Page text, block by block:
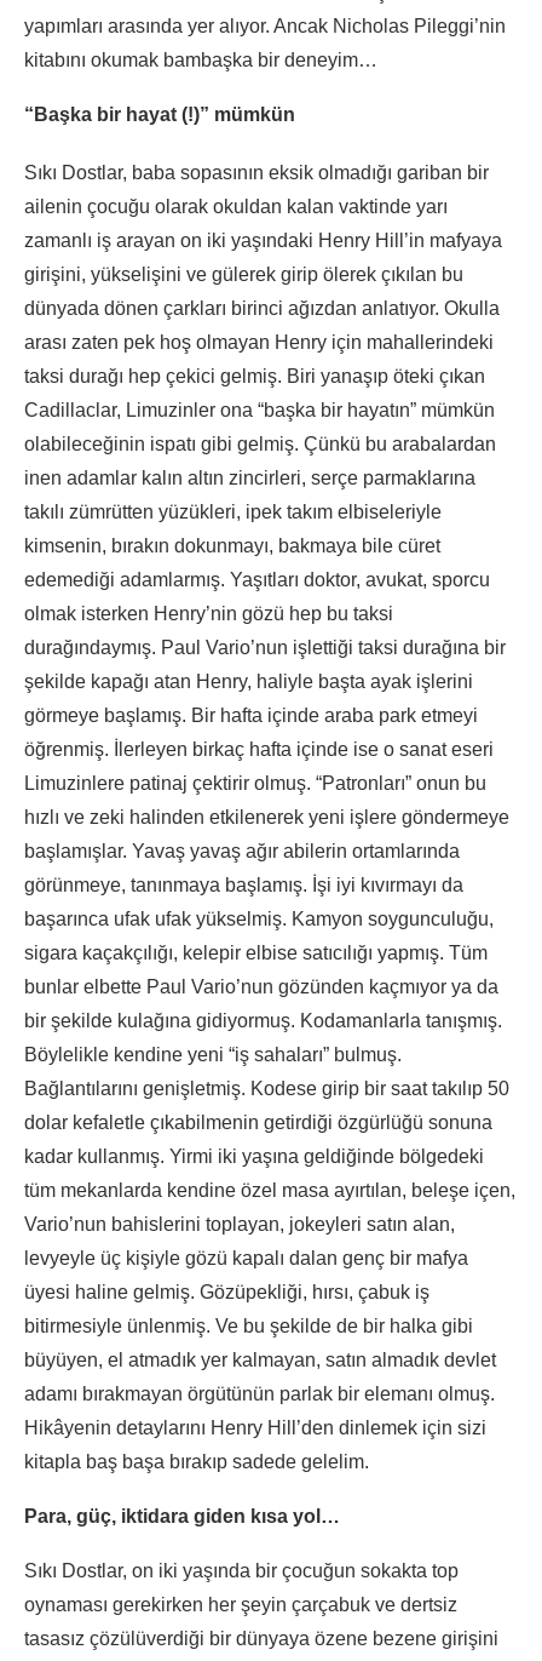
yapımları arasında yer alıyor. Ancak Nicholas Pileggi’nin
kitabını okumak bambaşka bir deneyim…
“Başka bir hayat (!)” mümkün
Sıkı Dostlar, baba sopasının eksik olmadığı gariban bir
ailenin çocuğu olarak okuldan kalan vaktinde yarı
zamanlı iş arayan on iki yaşındaki Henry Hill’in mafyaya
girişini, yükselişini ve gülerek girip ölerek çıkılan bu
dünyada dönen çarkları birinci ağızdan anlatıyor. Okulla
arası zaten pek hoş olmayan Henry için mahallerindeki
taksi durağı hep çekici gelmiş. Biri yanaşıp öteki çıkan
Cadillaclar, Limuzinler ona “başka bir hayatın” mümkün
olabileceğinin ispatı gibi gelmiş. Çünkü bu arabalardan
inen adamlar kalın altın zincirleri, serçe parmaklarına
takılı zümrütten yüzükleri, ipek takım elbiseleriyle
kimsenin, bırakın dokunmayı, bakmaya bile cüret
edemediği adamlarmış. Yaşıtları doktor, avukat, sporcu
olmak isterken Henry’nin gözü hep bu taksi
durağındaymış. Paul Vario’nun işlettiği taksi durağına bir
şekilde kapağı atan Henry, haliyle başta ayak işlerini
görmeye başlamış. Bir hafta içinde araba park etmeyi
öğrenmiş. İlerleyen birkaç hafta içinde ise o sanat eseri
Limuzinlere patinaj çektirir olmuş. “Patronları” onun bu
hızlı ve zeki halinden etkilenerek yeni işlere göndermeye
başlamışlar. Yavaş yavaş ağır abilerin ortamlarında
görünmeye, tanınmaya başlamış. İşi iyi kıvırmayı da
başarınca ufak ufak yükselmiş. Kamyon soygunculuğu,
sigara kaçakçılığı, kelepir elbise satıcılığı yapmış. Tüm
bunlar elbette Paul Vario’nun gözünden kaçmıyor ya da
bir şekilde kulağına gidiyormuş. Kodamanlarla tanışmış.
Böylelikle kendine yeni “iş sahaları” bulmuş.
Bağlantılarını genişletmiş. Kodese girip bir saat takılıp 50
dolar kefaletle çıkabilmenin getirdiği özgürlüğü sonuna
kadar kullanmış. Yirmi iki yaşına geldiğinde bölgedeki
tüm mekanlarda kendine özel masa ayırtılan, beleşe içen,
Vario’nun bahislerini toplayan, jokeyleri satın alan,
levyeyle üç kişiyle gözü kapalı dalan genç bir mafya
üyesi haline gelmiş. Gözüpekliği, hırsı, çabuk iş
bitirmesiyle ünlenmiş. Ve bu şekilde de bir halka gibi
büyüyen, el atmadık yer kalmayan, satın almadık devlet
adamı bırakmayan örgütünün parlak bir elemanı olmuş.
Hikâyenin detaylarını Henry Hill’den dinlemek için sizi
kitapla baş başa bırakıp sadede gelelim.
Para, güç, iktidara giden kısa yol…
Sıkı Dostlar, on iki yaşında bir çocuğun sokakta top
oynaması gerekirken her şeyin çarçabuk ve dertsiz
tasasız çözülüverdiği bir dünyaya özene bezene girişini